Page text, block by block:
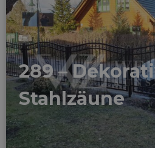
289 –
Stahlzäune